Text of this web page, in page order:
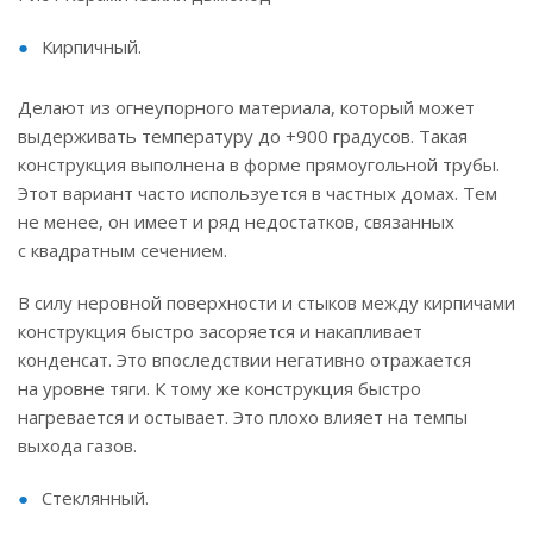
Кирпичный.
Делают из огнеупорного материала, который может
выдерживать температуру до +900 градусов. Такая
конструкция выполнена в форме прямоугольной трубы.
Этот вариант часто используется в частных домах. Тем
не менее, он имеет и ряд недостатков, связанных
с квадратным сечением.
В силу неровной поверхности и стыков между кирпичами
конструкция быстро засоряется и накапливает
конденсат. Это впоследствии негативно отражается
на уровне тяги. К тому же конструкция быстро
нагревается и остывает. Это плохо влияет на темпы
выхода газов.
Стеклянный.